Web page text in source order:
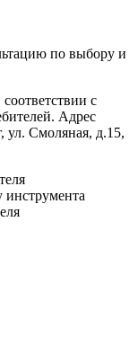
по выбору и
с
Адрес
ул. Смоляная, д.15,